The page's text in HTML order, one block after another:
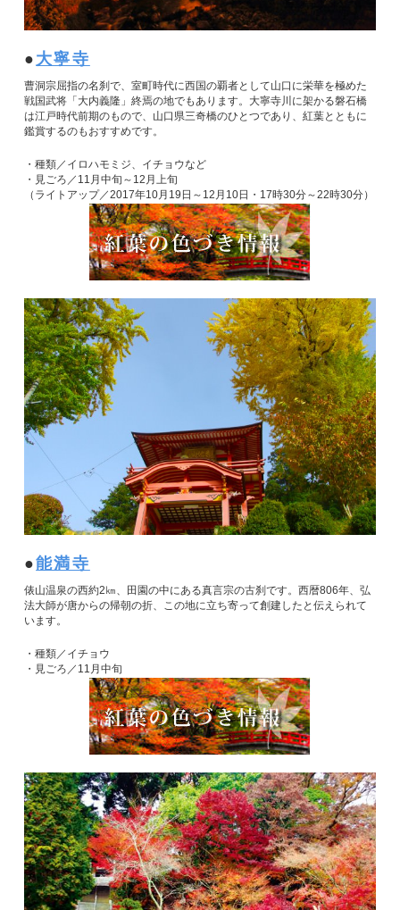
大寧寺
曹洞宗屈指の名刹で、室町時代に西国の覇者として山口に栄華を極めた
戦国武将「大内義隆」終焉の地でもあります。大寧寺川に架かる磐石橋
は江戸時代前期のもので、山口県三奇橋のひとつであり、紅葉とともに
鑑賞するのもおすすめです。
・種類／イロハモミジ、イチョウなど
・見ごろ／11月中旬～12月上旬
（ライトアップ／2017年10月19日～12月10日・17時30分～22時30分）
能満寺
俵山温泉の西約2㎞、田園の中にある真言宗の古刹です。西暦806年、弘
法大師が唐からの帰朝の折、この地に立ち寄って創建したと伝えられて
います。
・種類／イチョウ
・見ごろ／11月中旬